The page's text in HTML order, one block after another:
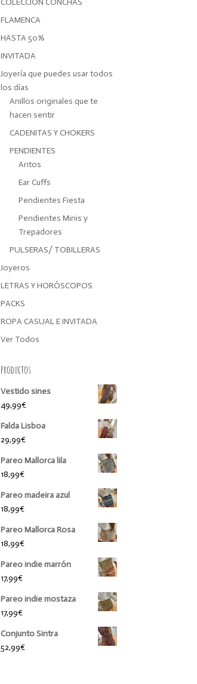
COLECCIÓN CONCHAS
FLAMENCA
HASTA 50%
INVITADA
Joyería que puedes usar todos
los días
Anillos originales que te
hacen sentir
CADENITAS Y CHOKERS
PENDIENTES
Aritos
Ear Cuffs
Pendientes Fiesta
Pendientes Minis y
Trepadores
PULSERAS/ TOBILLERAS
Joyeros
LETRAS Y HORÓSCOPOS
PACKS
ROPA CASUAL E INVITADA
Ver Todos
Productos
Vestido sines
49,99€
Falda Lisboa
29,99€
Pareo Mallorca lila
18,99€
Pareo madeira azul
18,99€
Pareo Mallorca Rosa
18,99€
Pareo indie marrón
17,99€
Pareo indie mostaza
17,99€
Conjunto Sintra
52,99€